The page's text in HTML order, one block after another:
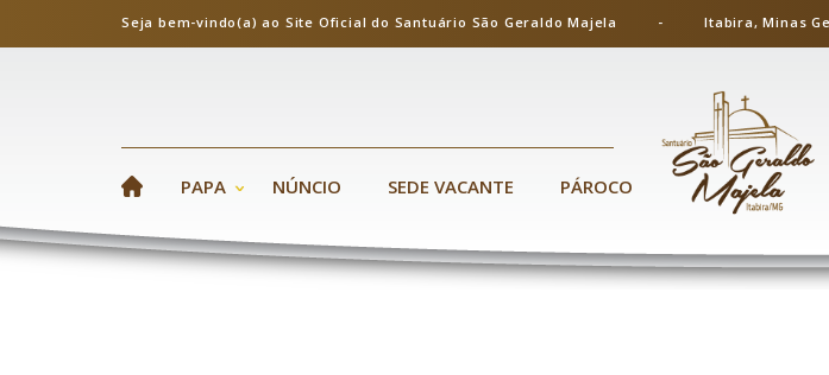
Seja bem-vindo(a) ao Site Oficial do Santuário São Geraldo Majela - Itabira, Minas
PAPA NÚNCIO SEDE VACANTE PÁROCO